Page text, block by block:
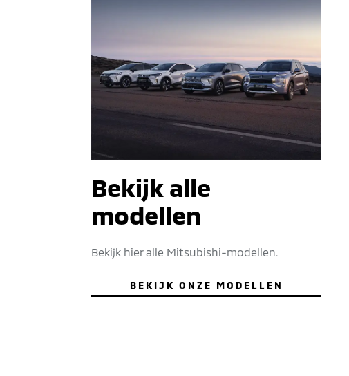
Bekijk alle
modellen
Bekijk hier alle Mitsubishi-modellen.
BEKIJK ONZE MODELLEN